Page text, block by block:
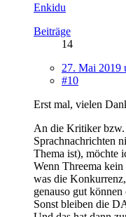
Enkidu
Beiträge
14
27. Mai 2019
#10
Erst mal, vielen
An die Kritiker
Sprachnachrichten
Thema ist), möchte
Wenn Threema
was die
genauso gut
Sonst bleiben die